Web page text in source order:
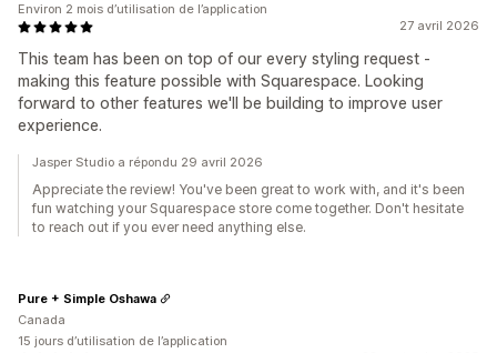
27 avril 2026
This team has been on top of our every styling request -
making this feature possible with Squarespace. Looking
forward to other features we'll be building to improve user
experience.
Environ 2 mois d’utilisation de l’application
Jasper Studio a répondu 29 avril 2026
Appreciate the review! You've been great to work with, and it's been
fun watching your Squarespace store come together. Don't hesitate
to reach out if you ever need anything else.
Pure + Simple Oshawa
Canada
15 jours d’utilisation de l’application